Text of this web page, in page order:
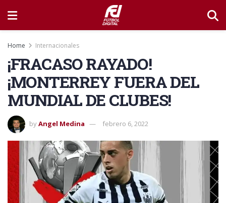
Home Internacionales
¡FRACASO RAYADO!
¡MONTERREY FUERA DEL
MUNDIAL DE CLUBES!
byAngel Medina febrero 6, 2022